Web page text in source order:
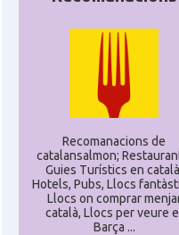
Recomanacions de
catalansalmon;
Guies Turístics en
Hotels, Pubs, Llocs
Llocs on comprar
català, Llocs per veure
Barça ...